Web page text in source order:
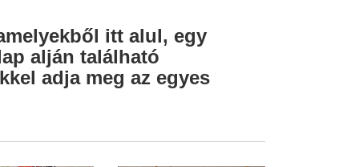
itt alul, egy
alján található
adja meg az egyes